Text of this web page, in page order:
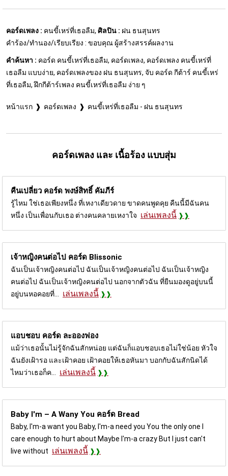
คอร์ดเพลง : คนขี้เหร่ที่เธอลืม, ศิลปิน : ฝน ธนสุนทร
คำร้อง/ทำนอง/เรียบเรียง : ขอบคุณ ผู้สร้างสรรค์ผลงาน
คำค้นหา : คอร์ด คนขี้เหร่ที่เธอลืม, คอร์ดเพลง, คอร์ดเพลง คนขี้เหร่ที่
เธอลืม แบบง่าย, คอร์ดเพลงของ ฝน ธนสุนทร, จับ คอร์ด กีต้าร์ คนขี้เหร่
ที่เธอลืม, ฝึกกีต้าร์เพลง คนขี้เหร่ที่เธอลืม ง่าย ๆ
หน้าแรก คอร์ดเพลง คนขี้เหร่ที่เธอลืม - ฝน ธนสุนทร
คอร์ดเพลง และ เนื้อร้อง แบบสุ่ม
คืนเปลี่ยว คอร์ด พงษ์สิทธิ์ คัมภีร์
รู้ไหม ใช่เธอเพียงหนึ่ง ที่เหงาเดียวดาย ขาดคนพูดคุย คืนนี้มีฉันคน
หนึ่ง เป็นเพื่อนกับเธอ ต่างคนคลายเหงาใจ เล่นเพลงนี้
เจ้าหญิงคนต่อไป คอร์ด Blissonic
ฉันเป็นเจ้าหญิงคนต่อไป ฉันเป็นเจ้าหญิงคนต่อไป ฉันเป็นเจ้าหญิง
คนต่อไป ฉันเป็นเจ้าหญิงคนต่อไป นอกจากตัวฉัน ที่ยืนมองดูอยู่บนนี้
อยู่บนหอคอยที่...
เล่นเพลงนี้
แอบชอบ คอร์ด ละอองฟอง
แม้ว่าเธอนั้นไม่รู้จักฉันสักหน่อย แต่ฉันก็แอบชอบเธอไม่ใช่น้อย หัวใจ
ฉันยังเฝ้ารอ และเฝ้าคอย เฝ้าคอยให้เธอหันมา บอกกับฉันสักนิดได้
ไหมว่าเธอก็ค...
เล่นเพลงนี้
Baby I'm – A Wany You คอร์ด Bread
Baby, I'm-a want you Baby, I'm-a need you You the only one I
care enough to hurt about Maybe I'm-a crazy But I just can't
live without เล่นเพลงนี้